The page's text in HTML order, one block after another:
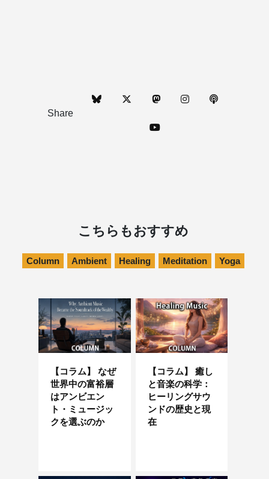
Share
こちらもおすすめ
Column Ambient Healing Meditation Yoga
【コラム】 なぜ
世界中の富裕層
はアンビエン
ト・ミュージッ
クを選ぶのか
【コラム】 癒し
と音楽の科学：
ヒーリングサウ
ンドの歴史と現
在